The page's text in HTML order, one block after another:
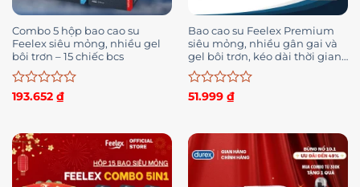
Combo 5 hộp bao cao su
Feelex siêu mỏng, nhiều gel
bôi trơn – 15 chiếc bcs
Được
0
5
sao
193.652 ₫
Bao cao su Feelex Premium
siêu mỏng, nhiều gân gai và
gel bôi trơn, kéo dài thời gian,
bản cao cấp hộp 10 bcs
Được
0
5
sao
51.999 ₫